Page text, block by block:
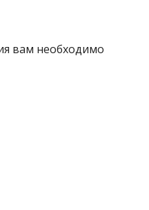
вам необходимо